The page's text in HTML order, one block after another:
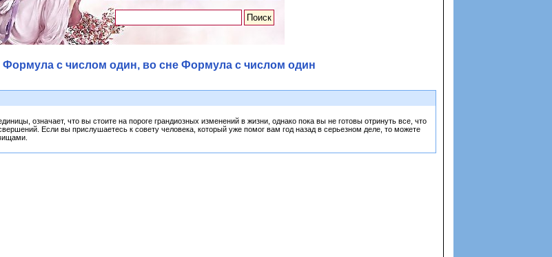
с числом один, во сне Формула с числом один
означает, что вы стоите на пороге грандиозных изменений в жизни, однако пока вы не готовы отринуть все, что
Если вы прислушаетесь к совету человека, который уже помог вам год назад в серьезном деле, то можете